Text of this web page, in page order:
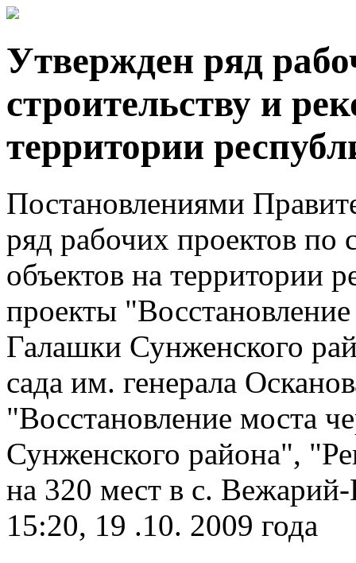
Утвержден ряд
строительству и
территории
Постановлениями
ряд рабочих проектов по
объектов на территории
проекты
Галашки Сунженского
сада им. генерала
"Восстановление моста
Сунженского района",
на 320 мест в с.
15:20, 19 .10. 2009 года